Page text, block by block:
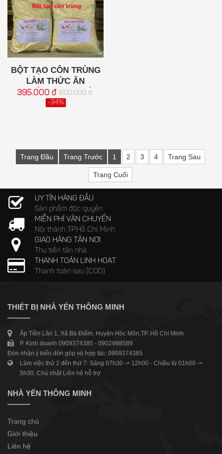
BỘT TẠO CÔN TRÙNG
LÀM THỨC ĂN
CHUYÊN DỤNG, HIỆU
QUẢ CHO NHÀ YẾN -
395.000 đ 600.000 đ
-34%
Trang Đầu Trang Trước 1 2 3 4 Trang Sau
Trang Cuối
UY TÍN HÀNG ĐẦU
Sản phẩm độc quyền
MIỄN PHÍ VẬN CHUYỂN
Nội thành TP.Hồ Chí Minh
GIAO HÀNG TẬN NƠI
Thu tiền tận nhà
THANH TOÁN LINH HOẠT
Thanh toán sau (COD)
THIẾT BỊ NHÀ YẾN THÔNG MINH
Ấp Tiền Lân 1, Xã Bà Điểm, Huyện Hóc Môn,TP. Hồ Chí Minh
P. Kinh doanh 0909374385 - 0902988589
Đón nhận ý kiến đón góp và hợp tác: 0909374385
Làm việc thứ 2 đến thứ 7: Sáng 07h30 -> 12h00 - Chiều từ 01h00 ->
5h30. Chủ nhật Liên hệ hỗ trợ
NHÀ YẾN THÔNG MINH
Trang chủ
Giới thiệu
Liên hệ